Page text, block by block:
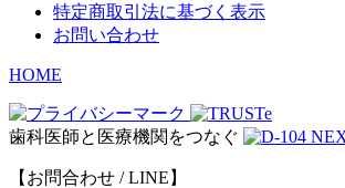
特定商取引法に基づく表示
お問い合わせ
HOME
歯科医師と医療機関をつなぐ
【お問合わせ / LINE】